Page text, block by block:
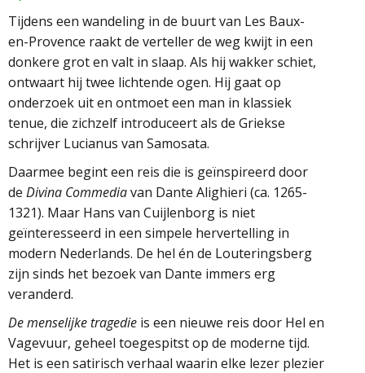
Tijdens een wandeling in de buurt van Les Baux-
en-Provence raakt de verteller de weg kwijt in een
donkere grot en valt in slaap. Als hij wakker schiet,
ontwaart hij twee lichtende ogen. Hij gaat op
onderzoek uit en ontmoet een man in klassiek
tenue, die zichzelf introduceert als de Griekse
schrijver Lucianus van Samosata.
Daarmee begint een reis die is geïnspireerd door
de Divina Commediavan Dante Alighieri (ca. 1265-
1321). Maar Hans van Cuijlenborg is niet
geïnteresseerd in een simpele hervertelling in
modern Nederlands. De hel én de Louteringsberg
zijn sinds het bezoek van Dante immers erg
veranderd.
De menselijke tragedie is een nieuwe reis door Hel en
Vagevuur, geheel toegespitst op de moderne tijd.
Het is een satirisch verhaal waarin elke lezer plezier